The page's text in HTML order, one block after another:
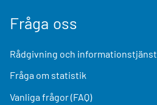
Fråga oss
Rådgivning och informationstjänst
Fråga om statistik
Vanliga frågor (FAQ)